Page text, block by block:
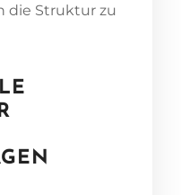
die Struktur zu